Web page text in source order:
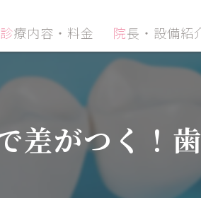
診療内容・料金
小児歯科
顎関節症 予
再生療法 イ
院長・設備紹
差がつく！